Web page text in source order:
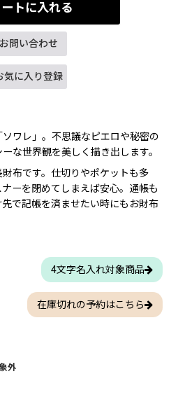
トに入れる
お問い合わせ
気に入り登録
ワレ」。不思議なピエロや秘密の
な世界観を美しく描き出します。
布です。仕切りやポケットも多
ーを閉めてしまえば安心。通帳も
で記帳を済ませたい時にもお財布
4文字名入れ対象商品
在庫切れの予約はこちら
外